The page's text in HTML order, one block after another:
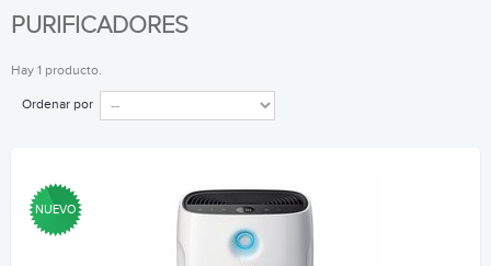
PURIFICADORES
Hay 1 producto.
Ordenar por
NUEVO